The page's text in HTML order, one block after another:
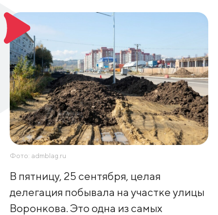
Фото: admblag.ru
В пятницу, 25 сентября, целая
делегация побывала на участке улицы
Воронкова. Это одна из самых